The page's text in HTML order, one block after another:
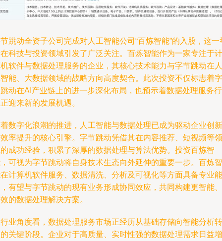
跳动全资子公司完成对人工智能公司“百炼智能”的入股，这一
科技与投资领域引发了广泛关注。百炼智能作为一家专注于计
软件与数据处理服务的企业，其核心技术能力与字节跳动在人
能、大数据领域的战略方向高度契合。此次投资不仅标志着字
动在AI产业链上的进一步深化布局，也预示着数据处理服务行
迎来新的发展机遇。
数字化浪潮的推进，人工智能与数据处理已成为驱动企业创新
率提升的核心引擎。字节跳动凭借其在内容推荐、短视频等领
成功经验，积累了深厚的数据处理与算法优势。投资百炼智
可视为字节跳动将自身技术生态向外延伸的重要一步。百炼智
计算机软件服务、数据清洗、分析及可视化等方面具备专业能
有望与字节跳动的现有业务形成协同效应，共同构建更智能、
的数据处理解决方案。
业角度看，数据处理服务市场正经历从基础存储向智能分析转
关键阶段。企业对于高质量、实时性强的数据处理需求日益增